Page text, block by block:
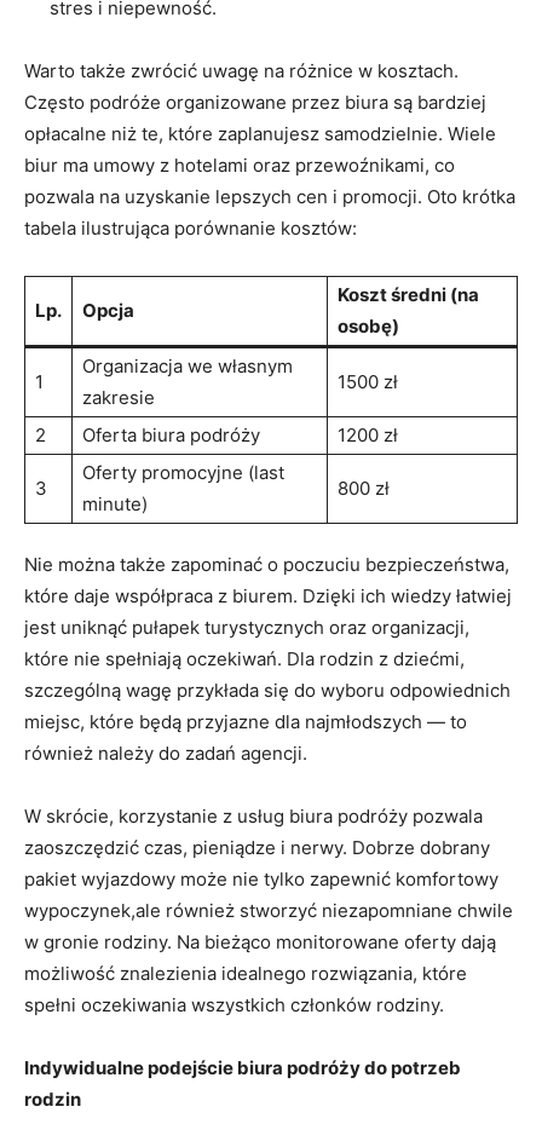
⁢stres i⁣ niepewność.
Warto także zwrócić uwagę ⁢na różnice w kosztach.
Często podróże organizowane przez biura są bardziej
opłacalne niż ⁣te, ‍które‌ zaplanujesz⁢ samodzielnie. Wiele
biur ma ​umowy z ⁤hotelami oraz przewoźnikami, co
pozwala na ⁤uzyskanie lepszych cen i promocji. Oto krótka
tabela ilustrująca porównanie kosztów:
Lp. Opcja
Koszt średni (na
⁣osobę)
1
Organizacja we własnym
zakresie
1500 zł
2 Oferta biura podróży 1200 zł
3
Oferty promocyjne (last
minute)
800 zł
Nie można także zapominać o poczuciu bezpieczeństwa,
które daje współpraca z biurem. ‌Dzięki ​ich wiedzy ⁤łatwiej​
jest uniknąć pułapek ‍turystycznych oraz organizacji,
które ‍nie ​spełniają oczekiwań. Dla rodzin z dziećmi,
szczególną‌ wagę przykłada się⁢ do wyboru​ odpowiednich
miejsc, które​ będą przyjazne dla najmłodszych ⁤—​ to
również‍ należy do zadań agencji.
W skrócie, korzystanie ⁣z‌ usług biura podróży pozwala
zaoszczędzić czas, ⁤pieniądze i nerwy. Dobrze dobrany
pakiet wyjazdowy może nie tylko zapewnić komfortowy
wypoczynek,ale również stworzyć niezapomniane chwile
w gronie rodziny. Na ⁤bieżąco ​monitorowane oferty dają
możliwość znalezienia idealnego rozwiązania,‌ które
spełni oczekiwania wszystkich członków rodziny.
Indywidualne podejście biura podróży do potrzeb
rodzin